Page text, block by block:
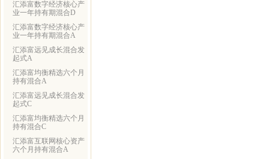
汇添富数字经济核心产
业一年持有期混合D
汇添富数字经济核心产
业一年持有期混合A
汇添富远见成长混合发
起式A
汇添富均衡精选六个月
持有混合A
汇添富远见成长混合发
起式C
汇添富均衡精选六个月
持有混合C
汇添富互联网核心资产
六个月持有混合A